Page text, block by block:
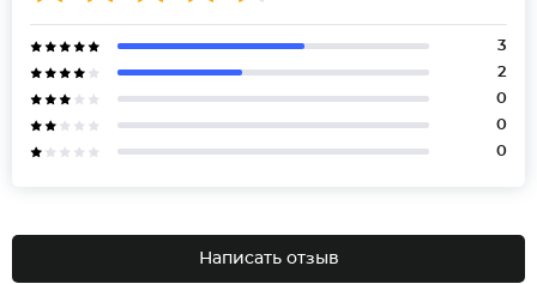
3
2
0
0
0
Написать отзыв